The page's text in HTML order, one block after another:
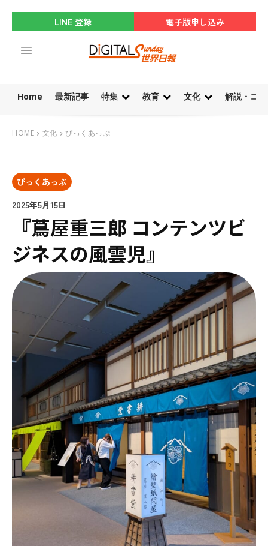
LINE 登録 電子版申し込み
Home 最新記事 特集 教育 文化 解説・コ
HOME 文化 ぴっくあっぷ
ぴっくあっぷ
2025年5月15日
『蔦屋重三郎 コンテンツビ
ジネスの風雲児』